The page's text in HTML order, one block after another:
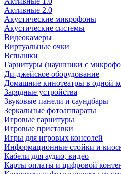
Активные 2.0
Акустические микрофоны
Акустические системы
Видеокамеры
Виртуальные очки
Вспышки
Гарнитуры (наушники с
Ди-джейское оборудование
Домашние кинотеатры в одной
Зарядные устройства
Звуковые панели и саундбары
Зеркальные фотоаппараты
Игровые гарнитуры
Игровые приставки
Игры для игровых консолей
Информационные стойки и
Кабели для аудио, видео
Карты оплаты и цифровой